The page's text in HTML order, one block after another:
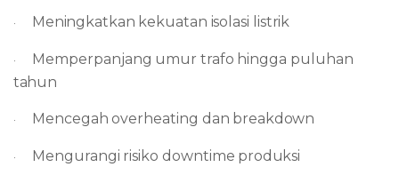
· Meningkatkan kekuatan isolasi listrik
· Memperpanjang umur trafo hingga puluhan
tahun
· Mencegah overheating dan breakdown
· Mengurangi risiko downtime produksi